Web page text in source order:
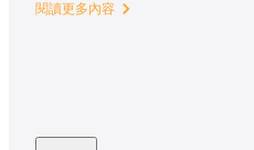
閱讀更多內容